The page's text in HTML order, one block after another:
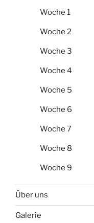
Woche 1
Woche 2
Woche 3
Woche 4
Woche 5
Woche 6
Woche 7
Woche 8
Woche 9
Über uns
Galerie